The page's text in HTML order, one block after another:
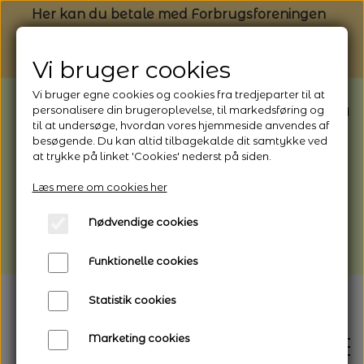
Her kan du betale med Forbrugsforeningen
BEMÆRK: Butikken har ferielukket* fra
1/8 - 9/8 - 2026
*Webshoppen er åben og sender hele
afhentning
Vi gør opmærksom på, at der kan være lidt
længere leveringstid
Vi bruger cookies
Vi bruger egne cookies og cookies fra tredjeparter til at
personalisere din brugeroplevelse, til markedsføring og
til at undersøge, hvordan vores hjemmeside anvendes af
besøgende. Du kan altid tilbagekalde dit samtykke ved
at trykke på linket 'Cookies' nederst på siden.
Læs mere om cookies her
Nødvendige cookies
Funktionelle cookies
Statistik cookies
Marketing cookies